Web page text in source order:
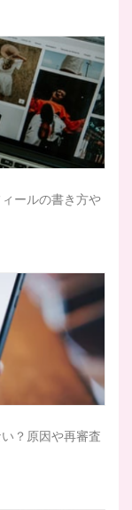
ールの書き方や
？原因や再審査